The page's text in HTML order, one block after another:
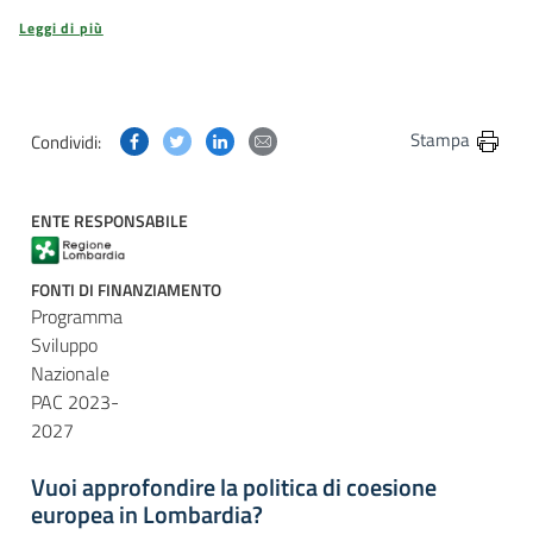
Leggi di più
Condividi: Condividi questa pagina su Facebook
Condividi questa pagina su Twitter
Condividi questa pagina su Linkedin
Condividi questa pagina via
Stampa
ENTE RESPONSABILE
FONTI DI FINANZIAMENTO
Programma
Sviluppo
Nazionale
PAC 2023-
2027
Vuoi approfondire la politica di coesione
europea in Lombardia?